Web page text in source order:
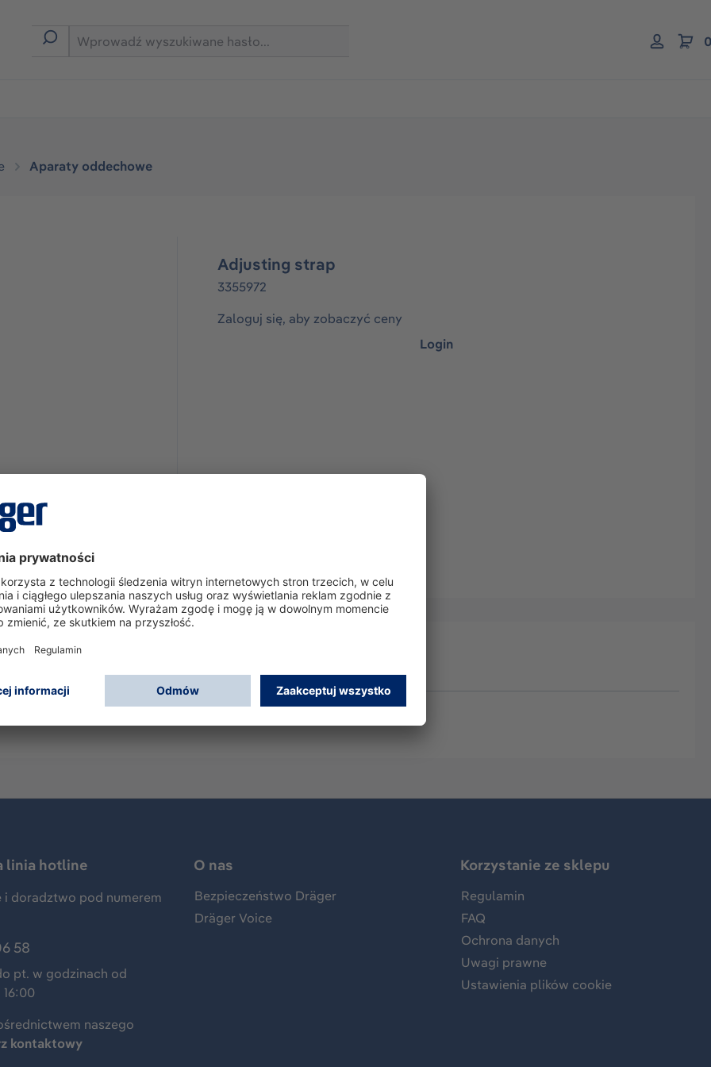
Aparaty oddechowe
Adjusting strap
3355972
Zaloguj się, aby zobaczyć ceny
Login
linia hotline
i doradztwo pod numerem
58
pt. w godzinach od
naszego
kontaktowy
O nas
Bezpieczeństwo Dräger
Dräger Voice
Korzystanie ze sklepu
Regulamin
FAQ
Ochrona danych
Uwagi prawne
Ustawienia plików cookie